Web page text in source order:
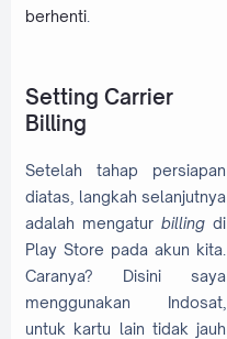
berhenti
Setting Carrier
Billing
Setelah tahap persiapan
diatas, langkah selanjutnya
adalah mengatur billing di
Play Store pada akun kita.
Caranya? Disini saya
menggunakan Indosat,
untuk kartu lain tidak jauh